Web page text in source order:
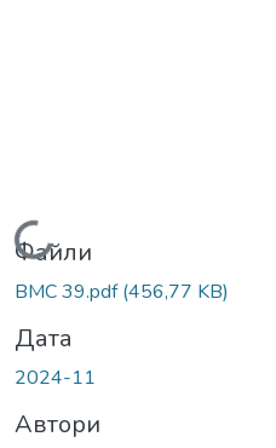
Вантажиться...
Файли
BMC 39.pdf(456,77 KB)
Дата
2024-11
Автори